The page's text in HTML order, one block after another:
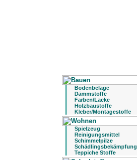
Bodenbeläge
Dämmstoffe
Farben/Lacke
Holzbaustoffe
Kleber/Montagestoffe
Spielzeug
Reinigungsmittel
Schimmelpilze
Schädlingsbekämpfung
Teppiche Stoffe